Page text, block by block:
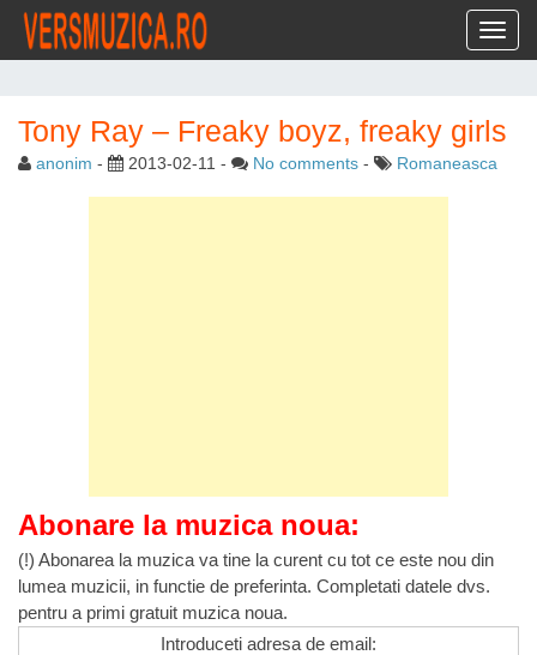
Tony Ray – Freaky boyz, freaky girls
anonim - 2013-02-11 - No comments - Romaneasca
Abonare la muzica noua:
(!) Abonarea la muzica va tine la curent cu tot ce este nou din
lumea muzicii, in functie de preferinta. Completati datele dvs.
pentru a primi gratuit muzica noua.
Introduceti adresa de email: